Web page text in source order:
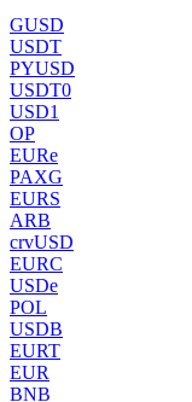
GUSD
USDT
PYUSD
USDT0
USD1
OP
EURe
PAXG
EURS
ARB
crvUSD
EURC
USDe
POL
USDB
EURT
EUR
BNB